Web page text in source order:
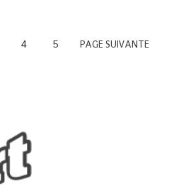
4 5 PAGE SUIVANTE